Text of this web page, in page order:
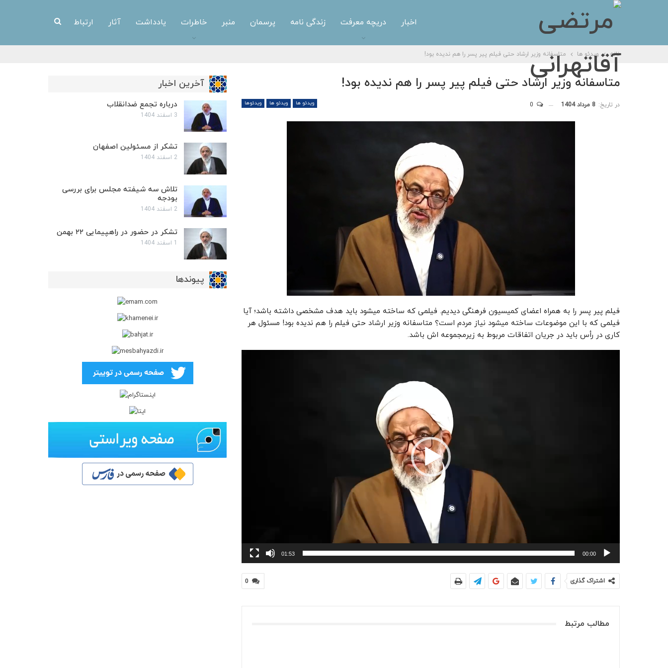
اخبار دریچه معرفت زندگی نامه پرسمان منبر خاطرات یادداشت آثار ارتباط
خانه ویدئو ها متاسفانه وزیر ارشاد حتی فیلم پیر پسر را هم ندیده بود!
متاسفانه وزیر ارشاد حتی فیلم پیر پسر را هم ندیده بود!
ویدئو ها ویدئو ها ویدئوها در تاریخ: 8 مرداد 1404
فیلم پیر پسر را به همراه اعضای کمیسیون فرهنگی دیدیم. فیلمی که ساخته میشود باید هدف مشخصی داشته باشد؛ آیا
فیلمی که با این موضوعات ساخته میشود نیاز مردم است؟ متاسفانه وزیر ارشاد حتی فیلم را هم ندیده بود! مسئول هر
کاری در رأس باید در جریان اتفاقات مربوط به زیرمجموعه اش باشد.
00:00
01:53
0 اشتراک گذاری
مطالب مرتبط
آخرین اخبار
درباره تجمع ضدانقلاب
3 اسفند 1404
تشکر از مسئولین اصفهان
2 اسفند 1404
تلاش سه شیفته مجلس برای بررسی
بودجه
2 اسفند 1404
تشکر در حضور در راهپیمایی ۲۲ بهمن
1 اسفند 1404
پیوندها